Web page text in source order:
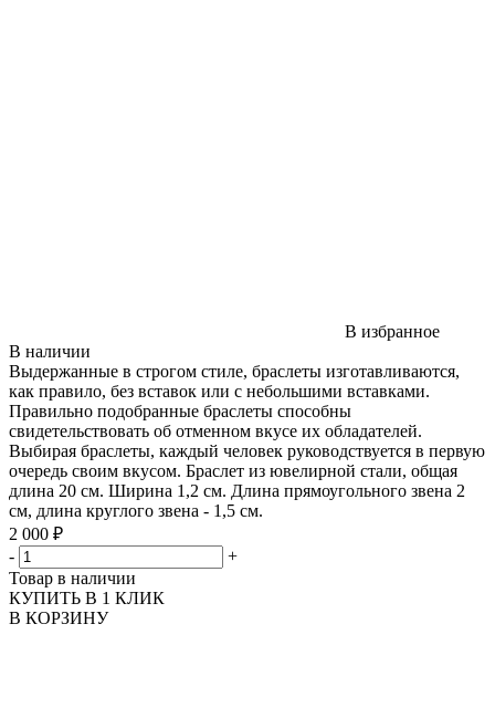
В избранное
В наличии
Выдержанные в строгом стиле, браслеты изготавливаются,
как правило, без вставок или с небольшими вставками.
Правильно подобранные браслеты способны
свидетельствовать об отменном вкусе их обладателей.
Выбирая браслеты, каждый человек руководствуется в первую
очередь своим вкусом. Браслет из ювелирной стали, общая
длина 20 см. Ширина 1,2 см. Длина прямоугольного звена 2
см, длина круглого звена - 1,5 см.
2 000 ₽
-
+
Товар в наличии
КУПИТЬ В 1 КЛИК
В КОРЗИНУ